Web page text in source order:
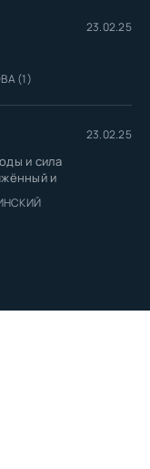
23.02.25
(1)
23.02.25
и сила
и